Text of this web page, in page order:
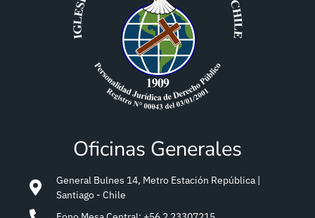
Oficinas Generales
General Bulnes 14, Metro Estación República |
Santiago - Chile